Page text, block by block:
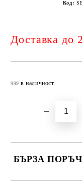
Код:
Доставка до
999 в наличност
БЪРЗА